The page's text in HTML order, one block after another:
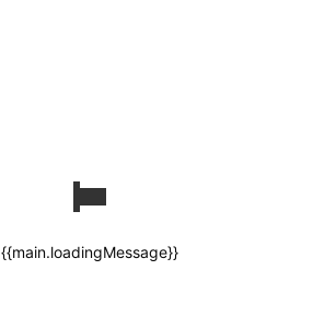
{{main.loadingMessage}}